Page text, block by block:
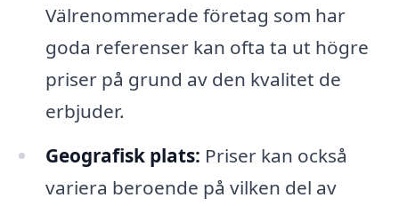
Välrenommerade företag som har
goda referenser kan ofta ta ut högre
priser på grund av den kvalitet de
erbjuder.
Geografisk plats: Priser kan också
variera beroende på vilken del av